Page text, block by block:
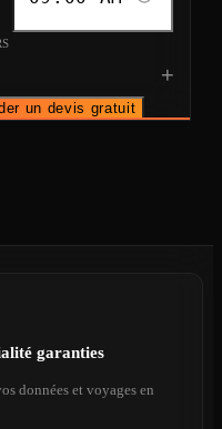
+
un devis gratuit
garanties
données et voyages en